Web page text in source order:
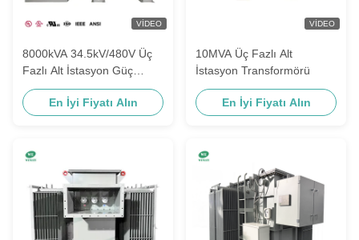
VIDEO
8000kVA 34.5kV/480V Üç
Fazlı Alt İstasyon Güç
Transformörü ONAN Yağa
batırılmış ANSI IEEE
En İyi Fiyatı Alın
VIDEO
10MVA Üç Fazlı Alt
İstasyon Transformörü
En İyi Fiyatı Alın